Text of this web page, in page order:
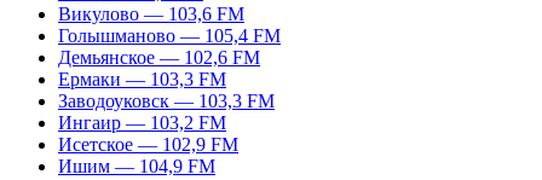
Викулово — 103,6 FM
Голышманово — 105,4 FM
Демьянское — 102,6 FM
Ермаки — 103,3 FM
Заводоуковск — 103,3 FM
Ингаир — 103,2 FM
Исетское — 102,9 FM
Ишим — 104,9 FM